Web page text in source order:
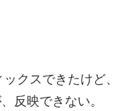
クスできたけど、
映できない。